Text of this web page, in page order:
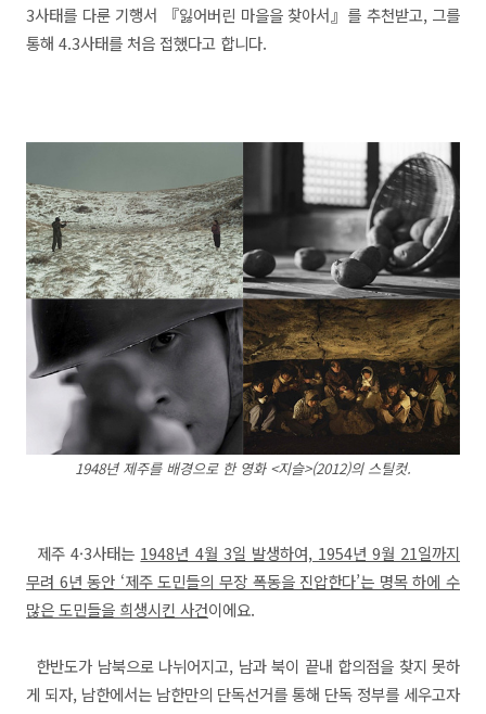
3사태를 다룬 기행서 『잃어버린 마을을 찾아서』를 추천받고, 그를
통해 4.3사태를 처음 접했다고 합니다.
1948년 제주를 배경으로 한 영화 <지슬>(2012)의 스틸컷.
제주 4·3사태는 1948년 4월 3일 발생하여, 1954년 9월 21일까지
무려 6년 동안 ‘제주 도민들의 무장 폭동을 진압한다’는 명목 하에 수
많은 도민들을 희생시킨 사건이에요.
한반도가 남북으로 나뉘어지고, 남과 북이 끝내 합의점을 찾지 못하
게 되자, 남한에서는 남한만의 단독선거를 통해 단독 정부를 세우고자